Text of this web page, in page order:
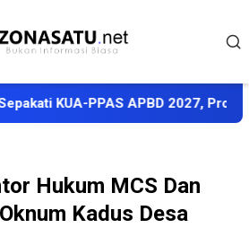
KUA-PPAS APBD 2027, Proyeksi
Hukum MCS Dan
Kadus Desa